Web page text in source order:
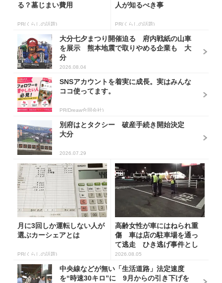
る？墓じまい費用
PR(くらしの話題)
人が知るべき事
PR(くらしの話題)
大分七夕まつり開催迫る 府内戦紙の山車
を展示 熊本地震で取りやめる企業も 大
分
2026.08.04
SNSアカウントを着実に成長。実はみんな
ココ使ってます。
PR(Dreaw合同会社)
別府はとタクシー 破産手続き開始決定
大分
2026.07.29
月に3回しか運転しない人が
選ぶカーシェアとは
PR(くらしの話題)
高齢女性が車にはねられ重
傷 車は店の駐車場を通っ
て逃走 ひき逃げ事件とし
て捜査 ...
2026.08.05
中央線などが無い「生活道路」法定速度
を“時速30キロ”に 9月からの引き下げを